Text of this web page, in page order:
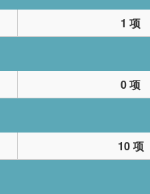
1 项
0 项
10 项